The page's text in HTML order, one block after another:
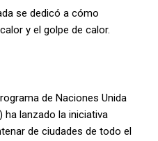
se dedicó a cómo
y el golpe de calor.
de Naciones Unida
ha lanzado la iniciativa
de ciudades de todo el